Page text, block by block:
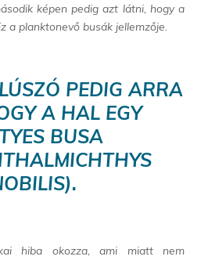
képen pedig azt látni, hogy a
a planktonevő busák jellemzője.
PEDIG ARRA
A HAL EGY
BUSA
hiba okozza, ami miatt nem